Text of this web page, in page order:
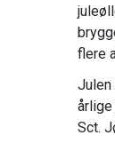
flere
Julen
Sct.